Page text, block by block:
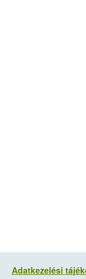
Adatkezelési